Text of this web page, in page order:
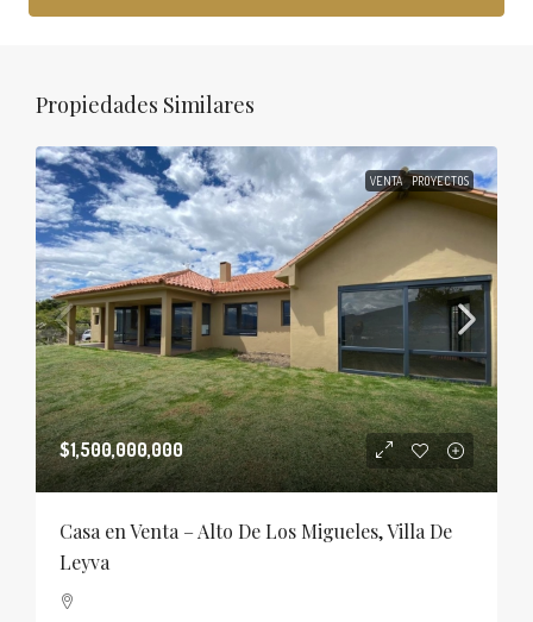
Propiedades Similares
VENTA PROYECTOS
$1,500,000,000
Casa en Venta – Alto De Los Migueles, Villa De
Leyva